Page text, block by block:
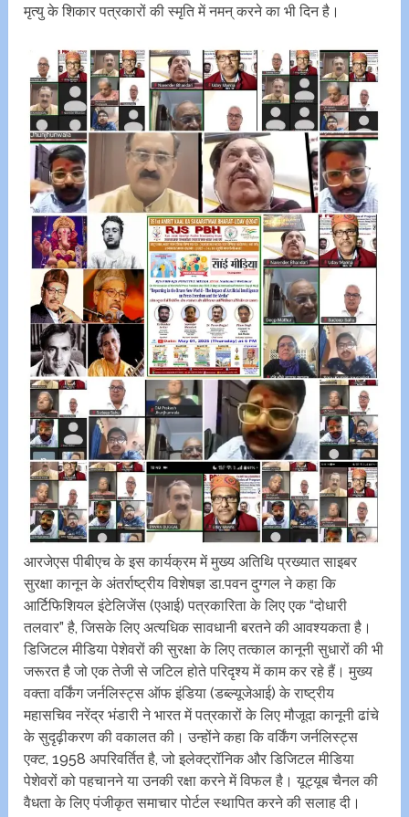
मृत्यु के शिकार पत्रकारों की स्मृति में नमन् करने का भी दिन है।
आरजेएस पीबीएच के इस कार्यक्रम में मुख्य अतिथि प्रख्यात साइबर
सुरक्षा कानून के अंतर्राष्ट्रीय विशेषज्ञ डा.पवन दुग्गल ने कहा कि
आर्टिफिशियल इंटेलिजेंस (एआई) पत्रकारिता के लिए एक “दोधारी
तलवार” है, जिसके लिए अत्यधिक सावधानी बरतने की आवश्यकता है।
डिजिटल मीडिया पेशेवरों की सुरक्षा के लिए तत्काल कानूनी सुधारों की भी
जरूरत है जो एक तेजी से जटिल होते परिदृश्य में काम कर रहे हैं। मुख्य
वक्ता वर्किंग जर्नलिस्ट्स ऑफ इंडिया (डब्ल्यूजेआई) के राष्ट्रीय
महासचिव नरेंद्र भंडारी ने भारत में पत्रकारों के लिए मौजूदा कानूनी ढांचे
के सुदृढ़ीकरण की वकालत की। उन्होंने कहा कि वर्किंग जर्नलिस्ट्स
एक्ट, 1958 अपरिवर्तित है, जो इलेक्ट्रॉनिक और डिजिटल मीडिया
पेशेवरों को पहचानने या उनकी रक्षा करने में विफल है। यूट्यूब चैनल की
वैधता के लिए पंजीकृत समाचार पोर्टल स्थापित करने की सलाह दी।